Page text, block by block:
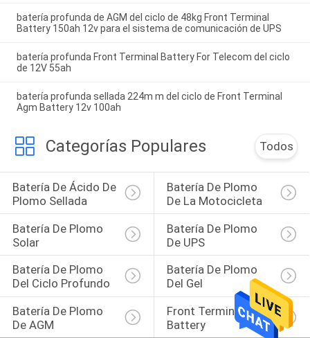
batería profunda de AGM del ciclo de 48kg Front Terminal
Battery 150ah 12v para el sistema de comunicación de UPS
batería profunda Front Terminal Battery For Telecom del ciclo
de 12V 55ah
batería profunda sellada 224m m del ciclo de Front Terminal
Agm Battery 12v 100ah
Categorías Populares Todos
Batería De Ácido De
Plomo Sellada
Batería De Plomo
De La Motocicleta
Batería De Plomo
Solar
Batería De Plomo
De UPS
Batería De Plomo
Del Ciclo Profundo
Batería De Plomo
Del Gel
Batería De Plomo
De AGM
Front Terminal
Battery